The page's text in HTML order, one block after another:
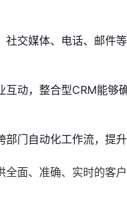
社交媒体、电话、邮件
互动，整合型CRM能
门自动化工作流，提
面、准确、实时的客